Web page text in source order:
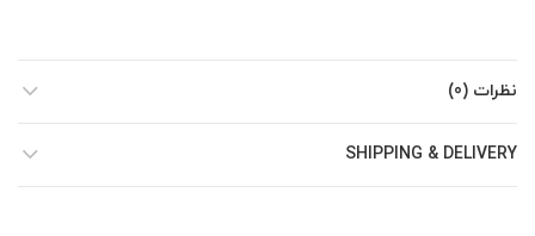
نظرات (0)
SHIPPING & DELIVERY